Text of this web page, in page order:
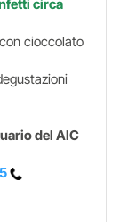
circa
cioccolato
del AIC